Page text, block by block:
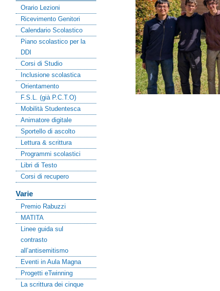
Orario Lezioni
Ricevimento Genitori
Calendario Scolastico
Piano scolastico per la
DDI
Corsi di Studio
Inclusione scolastica
Orientamento
F.S.L. (già P.C.T.O)
Mobilità Studentesca
Animatore digitale
Sportello di ascolto
Lettura & scrittura
Programmi scolastici
Libri di Testo
Corsi di recupero
Varie
Premio Rabuzzi
MATITA
Linee guida sul
contrasto
all’antisemitismo
Eventi in Aula Magna
Progetti eTwinning
La scrittura dei cinque